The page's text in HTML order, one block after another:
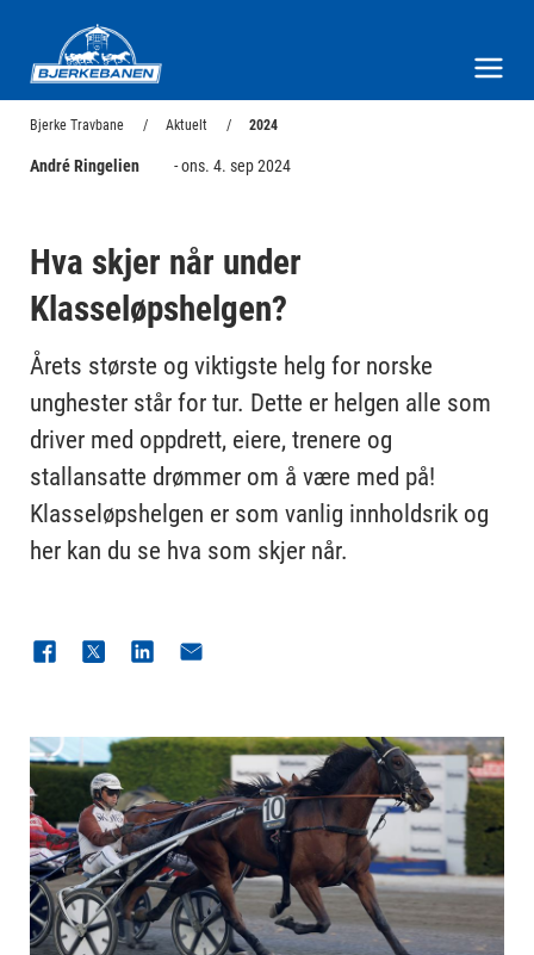
Bjerke Travbane Aktuelt 2024
André Ringelien - ons. 4. sep 2024
Hva skjer når under
Klasseløpshelgen?
Årets største og viktigste helg for norske
unghester står for tur. Dette er helgen alle som
driver med oppdrett, eiere, trenere og
stallansatte drømmer om å være med på!
Klasseløpshelgen er som vanlig innholdsrik og
her kan du se hva som skjer når.